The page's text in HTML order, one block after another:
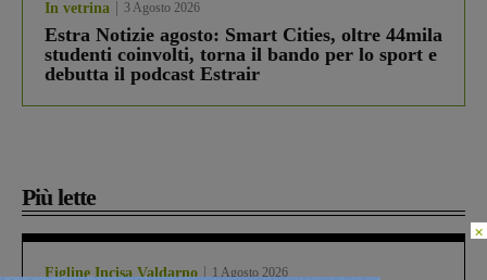
In vetrina 3 Agosto 2026
Estra Notizie agosto: Smart Cities, oltre 44mila
studenti coinvolti, torna il bando per lo sport e
debutta il podcast Estrair
Più lette
Figline Incisa Valdarno 1 Agosto 2026
×